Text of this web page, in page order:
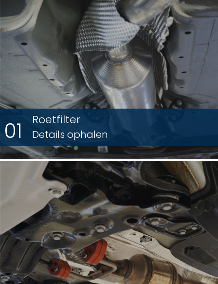
01 Roetfilter
Details ophalen